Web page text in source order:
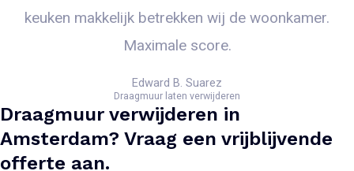
keuken makkelijk betrekken wij de woonkamer.
Maximale score.
Edward B. Suarez
Draagmuur laten verwijderen
Draagmuur verwijderen in
Amsterdam? Vraag een vrijblijvende
offerte aan.